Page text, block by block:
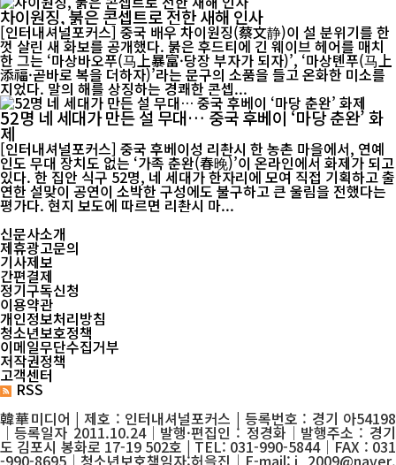
차이원징, 붉은 콘셉트로 전한 새해 인사
[인터내셔널포커스] 중국 배우 차이원징(蔡文静)이 설 분위기를 한
껏 살린 새 화보를 공개했다. 붉은 후드티에 긴 웨이브 헤어를 매치
한 그는 ‘마상바오푸(马上暴富·당장 부자가 되자)’, ‘마상톈푸(马上
添福·곧바로 복을 더하자)’라는 문구의 소품을 들고 온화한 미소를
지었다. 말의 해를 상징하는 경쾌한 콘셉...
52명 네 세대가 만든 설 무대… 중국 후베이 ‘마당 춘완’ 화
제
[인터내셔널포커스] 중국 후베이성 리촨시 한 농촌 마을에서, 연예
인도 무대 장치도 없는 ‘가족 춘완(春晚)’이 온라인에서 화제가 되고
있다. 한 집안 식구 52명, 네 세대가 한자리에 모여 직접 기획하고 출
연한 설맞이 공연이 소박한 구성에도 불구하고 큰 울림을 전했다는
평가다. 현지 보도에 따르면 리촨시 마...
신문사소개
제휴광고문의
기사제보
간편결제
정기구독신청
이용약관
개인정보처리방침
청소년보호정책
이메일무단수집거부
저작권정책
고객센터
RSS
韓華미디어 | 제호 : 인터내셔널포커스 | 등록번호 : 경기 아54198
│등록일자 2011.10.24│발행·편집인 : 정경화│발행주소 : 경기
도 김포시 봉화로 17-19 502호 | TEL: 031-990-5844│FAX : 031